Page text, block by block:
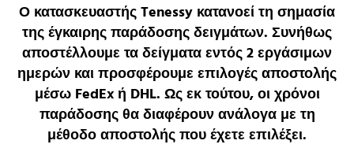
Ο κατασκευαστής Tenessy κατανοεί τη σημασία
της έγκαιρης παράδοσης δειγμάτων. Συνήθως
αποστέλλουμε τα δείγματα εντός 2 εργάσιμων
ημερών και προσφέρουμε επιλογές αποστολής
μέσω FedEx ή DHL. Ως εκ τούτου, οι χρόνοι
παράδοσης θα διαφέρουν ανάλογα με τη
μέθοδο αποστολής που έχετε επιλέξει.